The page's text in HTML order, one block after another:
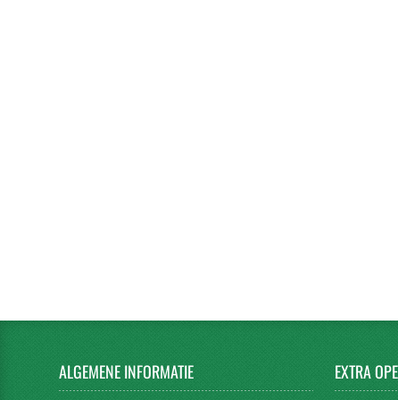
ALGEMENEINFORMATIE EXTRA